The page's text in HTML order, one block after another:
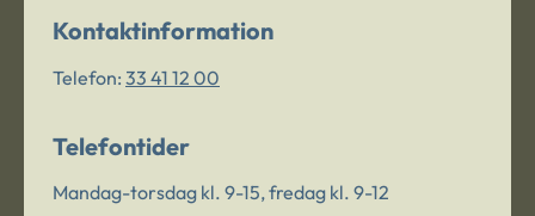
Kontaktinformation
Telefon: 33 41 12 00
Telefontider
Mandag-torsdag kl. 9-15, fredag kl. 9-12